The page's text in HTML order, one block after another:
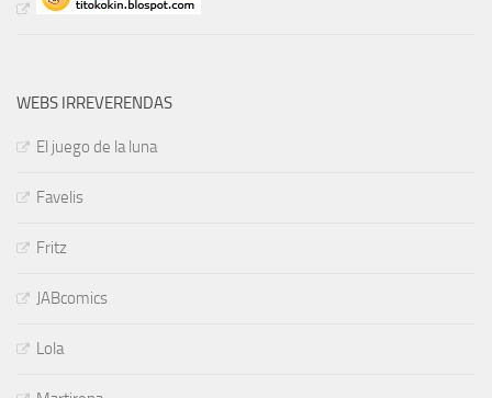
WEBS IRREVERENDAS
El juego de la luna
Favelis
Fritz
JABcomics
Lola